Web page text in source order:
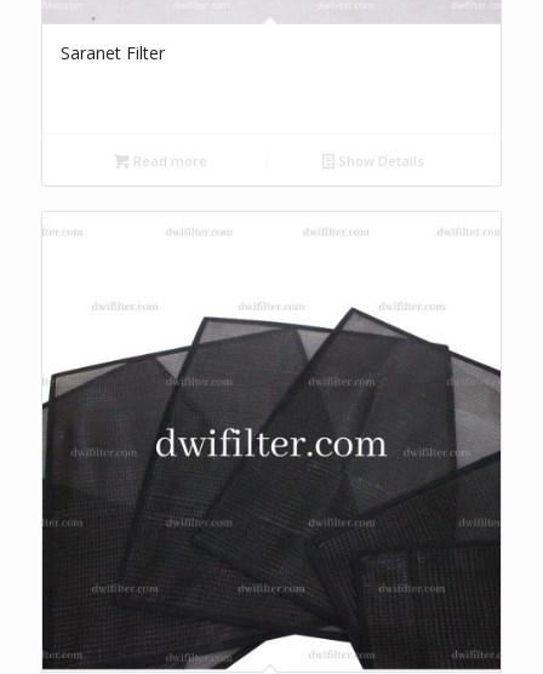
Saranet Filter
Read more Show Details